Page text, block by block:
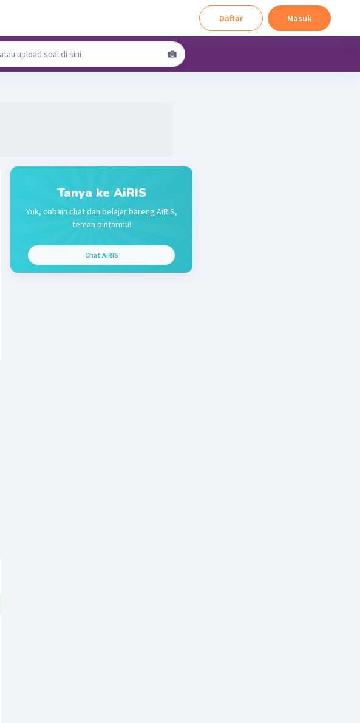
Daftar Masuk
Tanya ke AiRIS
Yuk, cobain chat dan belajar bareng AiRIS,
teman pintarmu!
Chat AiRIS